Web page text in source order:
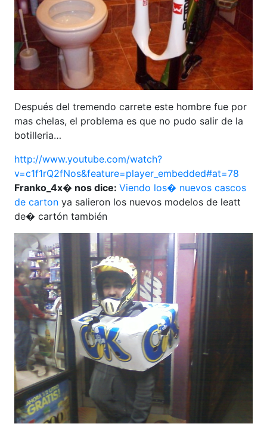
Después del tremendo carrete este hombre fue por
mas chelas, el problema es que no pudo salir de la
botilleria…
http://www.youtube.com/watch?
v=c1f1rQ2fNos&feature=player_embedded#at=78
Franko_4x� nos dice: Viendo los� nuevos cascos
de carton ya salieron los nuevos modelos de leatt
de� cartón también